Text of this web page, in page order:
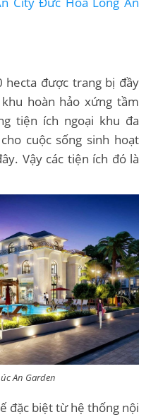
được trang bị đầy
hoàn hảo xứng tầm
tiện ích ngoại khu đa
cuộc sống sinh hoạt
Vậy các tiện ích đó là
An Garden
đặc biệt từ hệ thống nội